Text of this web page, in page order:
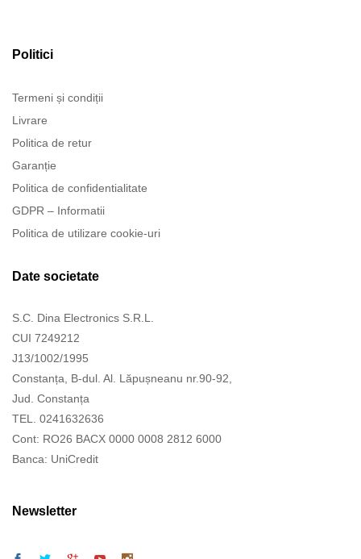
Politici
Termeni și condiții
Livrare
Politica de retur
Garanție
Politica de confidentialitate
GDPR – Informatii
Politica de utilizare cookie-uri
Date societate
S.C. Dina Electronics S.R.L.
CUI 7249212
J13/1002/1995
Constanța, B-dul. Al. Lăpușneanu nr.90-92,
Jud. Constanța
TEL. 0241632636
Cont: RO26 BACX 0000 0008 2812 6000
Banca: UniCredit
Newsletter